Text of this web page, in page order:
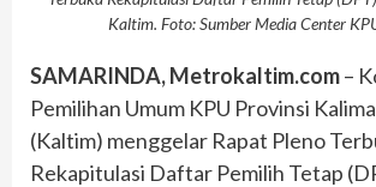
Kaltim. Foto: Sumber Media Center
SAMARINDA, Metrokaltim.com–
Pemilihan Umum KPU Provinsi
(Kaltim) menggelar Rapat Pleno
Rekapitulasi Daftar Pemilih Tetap